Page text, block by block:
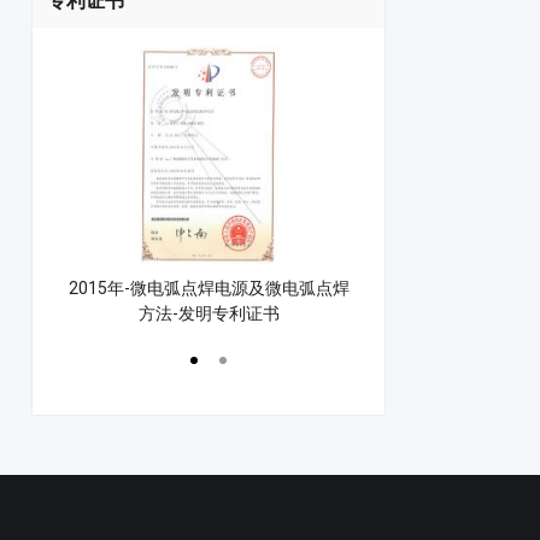
2015年-微电弧点焊电源及微电弧点焊
方法-发明专利证书